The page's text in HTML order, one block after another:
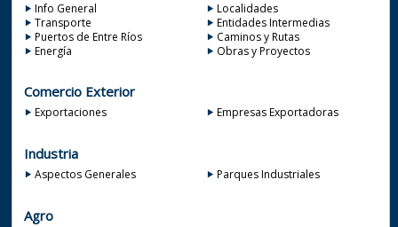
Info General
Localidades
Transporte
Entidades Intermedias
Puertos de Entre Ríos
Caminos y Rutas
Energía
Obras y Proyectos
Comercio Exterior
Exportaciones Empresas Exportadoras
Industria
Aspectos Generales Parques Industriales
Agro